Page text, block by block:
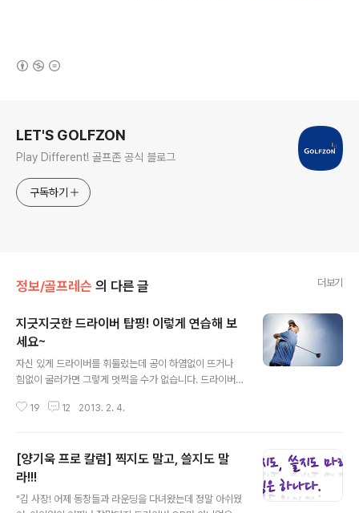
LET'S GOLFZON
Play Different! 골프존 공식 블로그
구독하기
정보/골프레슨 의 다른 글 더보기
지긋지긋한 드라이버 탑핑! 이렇게 연습해 보
세요~
자신 있게 드라이버를 휘둘렀는데 공이 하염없이 뜨거나
힘없이 굴러가면 그렇게 멋쩍을 수가 없습니다. 드라이버
팩트 시 발생하게 되는데요~ 발생 원인이 다양하기 때문인
안 된다! 어드레스 자세의 상체 숙임이 임팩트 시에도 유지
되어야 하지만, 백스윙을 하고 돌아오는 사이에 그 각도을
잊어버리는 경우가 많죠? 상체가 들리면 드라이버와 공 사
이의 간격도 자연히 멀어져 탑핑이 발생하게 됩니다. 이를
19 12 2013. 2. 4.
[양기욱 프로 칼럼] 찍지도 말고, 쓸지도 말
라!!!
"김 사장! 어제 동창들과 라운딩을 다녀왔는데 정말 아쉬웠